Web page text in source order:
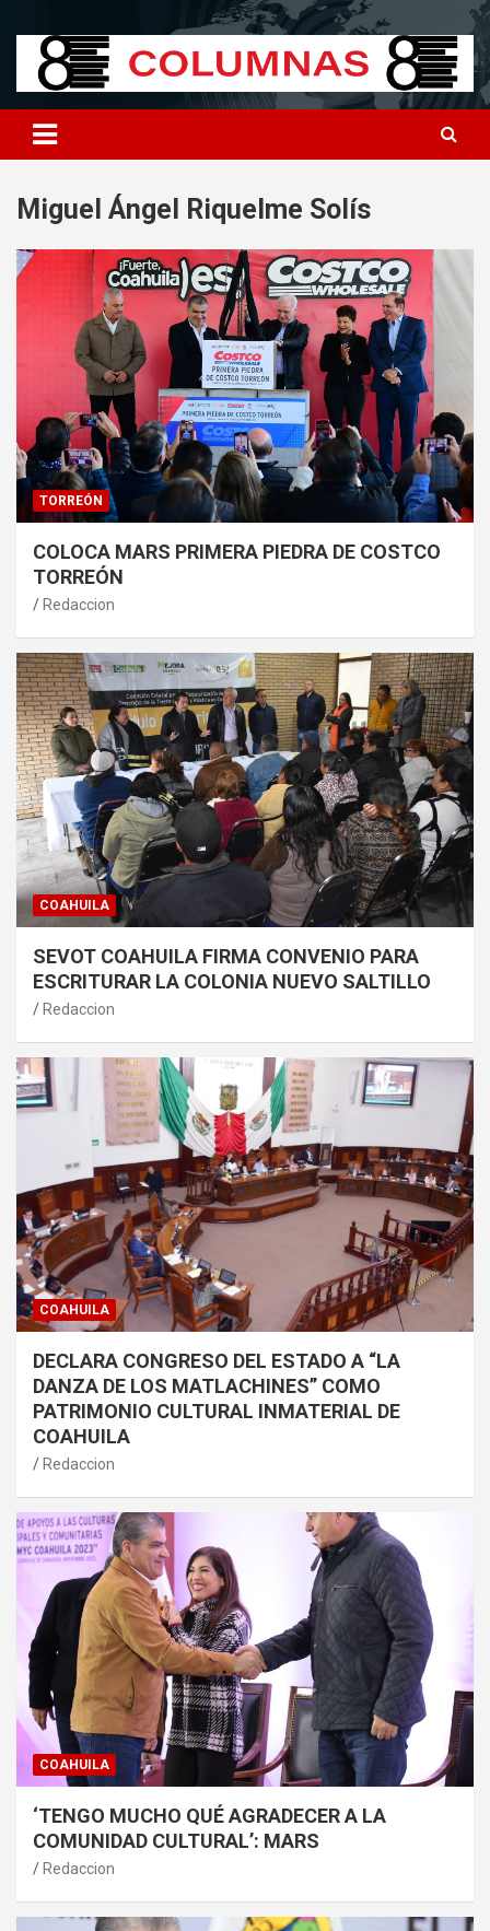
content
8columnas
Miguel Ángel Riquelme Solís
TORREÓN
COLOCA MARS PRIMERA PIEDRA DE COSTCO
TORREÓN
Redaccion
COAHUILA
SEVOT COAHUILA FIRMA CONVENIO PARA
ESCRITURAR LA COLONIA NUEVO SALTILLO
Redaccion
COAHUILA
DECLARA CONGRESO DEL ESTADO A “LA
DANZA DE LOS MATLACHINES” COMO
PATRIMONIO CULTURAL INMATERIAL DE
COAHUILA
Redaccion
COAHUILA
‘TENGO MUCHO QUÉ AGRADECER A LA
COMUNIDAD CULTURAL’: MARS
Redaccion